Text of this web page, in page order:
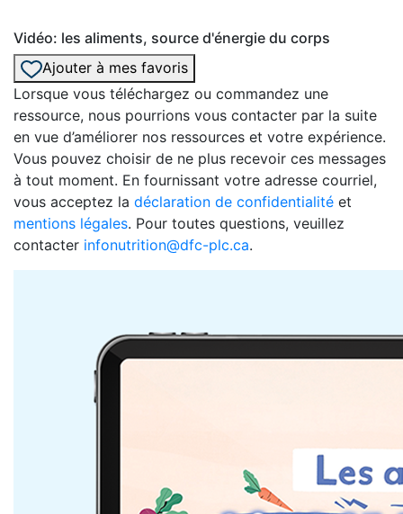
Vidéo: les aliments, source d'énergie du corps
Ajouter à mes favoris
Lorsque vous téléchargez ou commandez une
ressource, nous pourrions vous contacter par la suite
en vue d’améliorer nos ressources et votre expérience.
Vous pouvez choisir de ne plus recevoir ces messages
à tout moment. En fournissant votre adresse courriel,
vous acceptez la déclaration de confidentialité et
mentions légales. Pour toutes questions, veuillez
contacter infonutrition@dfc-plc.ca.